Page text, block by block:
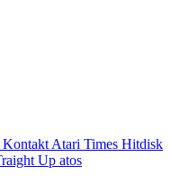
Kontakt Atari Times Hitdisk
Up atos